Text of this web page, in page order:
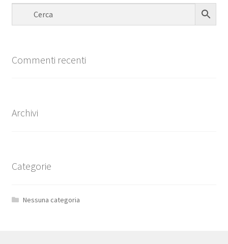
Commenti recenti
Archivi
Categorie
Nessuna categoria